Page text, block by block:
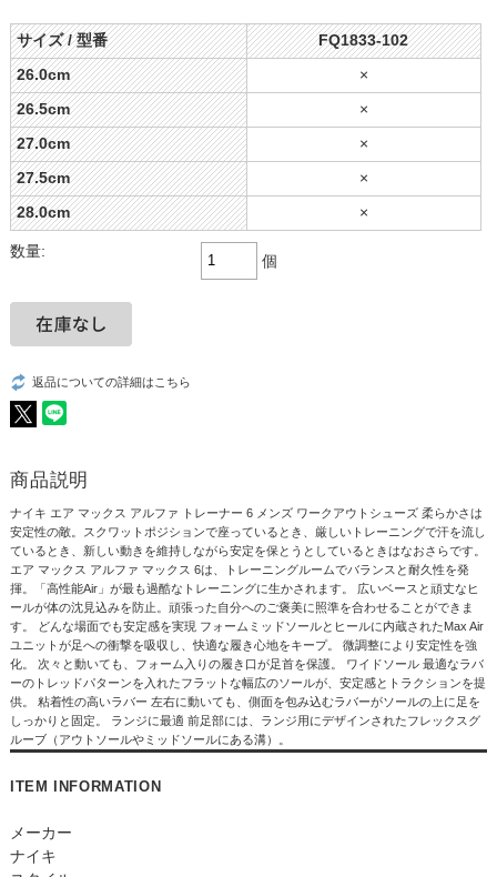
サイズ / 型番 FQ1833-102
26.0cm ×
26.5cm ×
27.0cm ×
27.5cm ×
28.0cm ×
数量:
個
返品についての詳細はこちら
商品説明
ナイキ エア マックス アルファ トレーナー 6 メンズ ワークアウトシューズ 柔らかさは
安定性の敵。スクワットポジションで座っているとき、厳しいトレーニングで汗を流し
ているとき、新しい動きを維持しながら安定を保とうとしているときはなおさらです。
エア マックス アルファ マックス 6は、トレーニングルームでバランスと耐久性を発
揮。「高性能Air」が最も過酷なトレーニングに生かされます。 広いベースと頑丈なヒ
ールが体の沈見込みを防止。頑張った自分へのご褒美に照準を合わせることができま
す。 どんな場面でも安定感を実現 フォームミッドソールとヒールに内蔵されたMax Air
ユニットが足への衝撃を吸収し、快適な履き心地をキープ。 微調整により安定性を強
化。 次々と動いても、フォーム入りの履き口が足首を保護。 ワイドソール 最適なラバ
ーのトレッドパターンを入れたフラットな幅広のソールが、安定感とトラクションを提
供。 粘着性の高いラバー 左右に動いても、側面を包み込むラバーがソールの上に足を
しっかりと固定。 ランジに最適 前足部には、ランジ用にデザインされたフレックスグ
ルーブ（アウトソールやミッドソールにある溝）。
ITEM INFORMATION
メーカー
ナイキ